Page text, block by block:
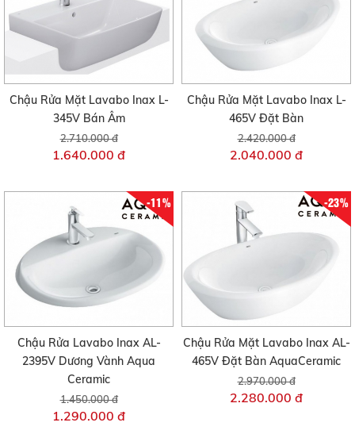
Chậu Rửa Mặt Lavabo Inax L-
345V Bán Âm
2.710.000 đ
1.640.000 đ
Chậu Rửa Mặt Lavabo Inax L-
465V Đặt Bàn
2.420.000 đ
2.040.000 đ
-11%
Chậu Rửa Lavabo Inax AL-
2395V Dương Vành Aqua
Ceramic
1.450.000 đ
1.290.000 đ
-23%
Chậu Rửa Mặt Lavabo Inax AL-
465V Đặt Bàn AquaCeramic
2.970.000 đ
2.280.000 đ